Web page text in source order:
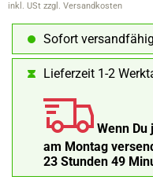
inkl. USt zzgl. Versandkosten
Sofort
Lieferzeit 1-2
Wenn
am Montag
23 Stunden 49